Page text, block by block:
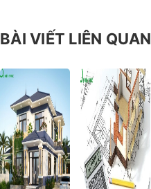
BÀI VIẾT LIÊN QUAN